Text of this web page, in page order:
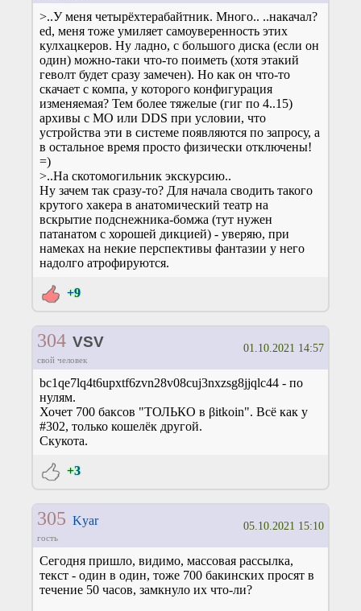
>..У меня четырёхтерабайтник. Много.. ..накачал?
ed, меня тоже умиляет самоуверенность этих
кулхацкеров. Ну ладно, с большого диска (если он
один) можно-таки что-то поиметь (хотя этакий
геволт будет сразу замечен). Но как он что-то
скачает с компа, у которого конфигурация
изменяемая? Тем более тяжелые (гиг по 4..15)
архивы с МО или DDS при условии, что
устройства эти в системе появляются по запросу, а
в остальное время просто физически отключены!
=)
>..На скотомогильник экскурсию..
Ну зачем так сразу-то? Для начала сводить такого
крутого хакера в анатомический театр на
вскрытие подснежника-бомжа (тут нужен
патанатом с хорошей дикцией) - уверяю, при
намеках на некие перспективы фантазии у него
надолго атрофируются.
+9
304 VSV
свой человек
01.10.2021 14:57
bc1qe7lq4t6upxtf6zvn28v08cuj3nxzsg8jjqlc44 - по
нулям.
Хочет 700 баксов "ТОЛЬКО в βіtkoіn". Всё как у
#302, только кошелёк другой.
Скукота.
+3
305 Kyar
гость
05.10.2021 15:10
Сегодня пришло, видимо, массовая рассылка,
текст - один в один, тоже 700 бакинских просят в
течение 50 часов, замкнуло их что-ли?